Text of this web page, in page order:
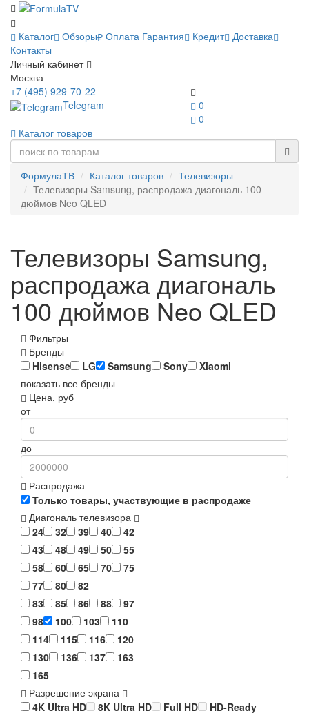
Каталог Обзоры Оплата Гарантия Кредит Доставка
Контакты
Личный кабинет
Москва
0
0
+7 (495) 929-70-22
Telegram
Каталог товаров
ФормулаТВ Каталог товаров
Телевизоры
Телевизоры Samsung, распродажа диагональ 100
дюймов Neo QLED
Телевизоры Samsung,
распродажа диагональ
100 дюймов Neo QLED
Фильтры
Бренды
Hisense
LG Samsung Sony
Xiaomi
показать все бренды
Цена, руб
от
до
Распродажа
Только товары, участвующие в распродаже
Диагональ телевизора
24
32 39 40
42
43
48 49 50
55
58
60 65 70
75
77
80
82
83
85 86 88
97
98
100 103
110
114
115 116
120
130
136 137
163
165
Разрешение экрана
4K Ultra HD
8K Ultra HD Full HD
HD-Ready